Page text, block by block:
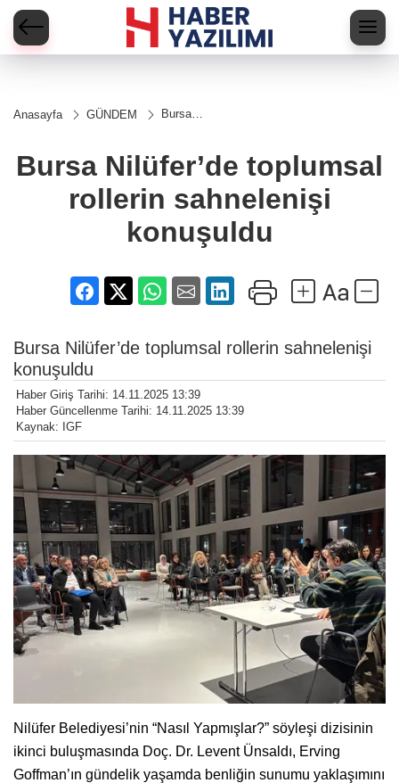
Anasayfa GÜNDEM
Bursa
rollerin
sahnelenişi
Bursa Nilüfer’de toplumsal
rollerin sahnelenişi
konuşuldu
Bursa Nilüfer’de toplumsal rollerin sahnelenişi
konuşuldu
Haber Giriş Tarihi: 14.11.2025 13:39
Haber Güncellenme Tarihi: 14.11.2025 13:39
Kaynak: IGF
Nilüfer Belediyesi’nin “Nasıl Yapmışlar?” söyleşi dizisinin
ikinci buluşmasında Doç. Dr. Levent Ünsaldı, Erving
Goffman’ın gündelik yaşamda benliğin sunumu yaklaşımını